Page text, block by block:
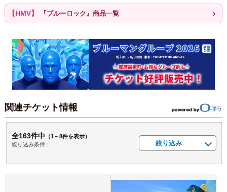
『ブルーロック』商品一覧
関連チケット情報
全163件中 （1～8件を表示）
絞り込み条件：
絞り込み